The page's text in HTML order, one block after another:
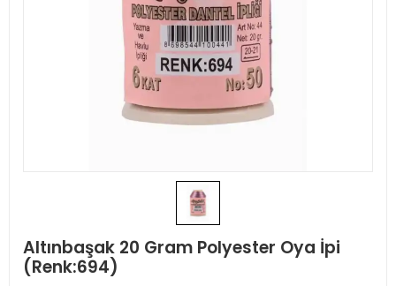
Altınbaşak 20 Gram Polyester Oya İpi
(Renk:694)